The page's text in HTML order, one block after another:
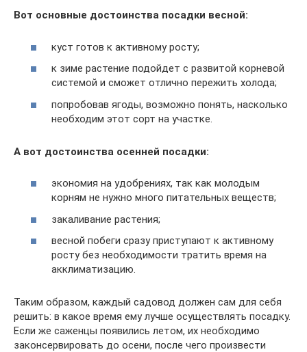
Вот основные достоинства посадки весной:
куст готов к активному росту;
к зиме растение подойдет с развитой корневой
системой и сможет отлично пережить холода;
попробовав ягоды, возможно понять, насколько
необходим этот сорт на участке.
А вот достоинства осенней посадки:
экономия на удобрениях, так как молодым
корням не нужно много питательных веществ;
закаливание растения;
весной побеги сразу приступают к активному
росту без необходимости тратить время на
акклиматизацию.
Таким образом, каждый садовод должен сам для себя
решить: в какое время ему лучше осуществлять посадку.
Если же саженцы появились летом, их необходимо
законсервировать до осени, после чего произвести